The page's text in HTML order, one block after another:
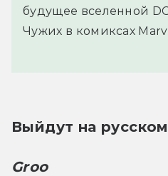
будущее вселенной
Чужих в комиксах
Выйдут на русском
Groo